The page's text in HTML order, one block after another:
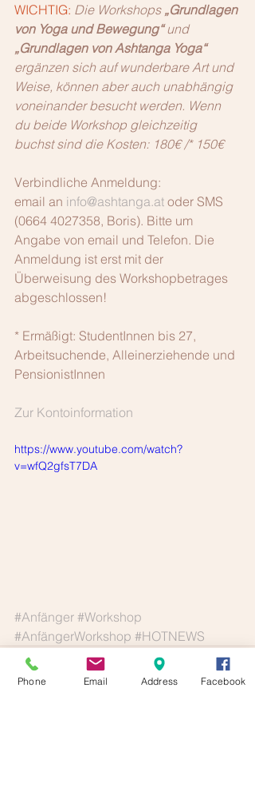
WICHTIG: Die Workshops „Grundlagen
von Yoga und Bewegung“ und
„Grundlagen von Ashtanga Yoga“
ergänzen sich auf wunderbare Art und
Weise, können aber auch unabhängig
voneinander besucht werden. Wenn
du beide Workshop gleichzeitig
buchst sind die Kosten: 180€ /* 150€
Verbindliche Anmeldung:
email an info@ashtanga.at oder SMS
(0664 4027358, Boris). Bitte um
Angabe von email und Telefon. Die
Anmeldung ist erst mit der
Überweisung des Workshopbetrages
abgeschlossen!
* Ermäßigt: StudentInnen bis 27,
Arbeitsuchende, Alleinerziehende und
PensionistInnen
Zur Kontoinformation
https://www.youtube.com/watch?
v=wfQ2gfsT7DA
#Anfänger #Workshop
#AnfängerWorkshop #HOTNEWS
Phone Email Address Facebook